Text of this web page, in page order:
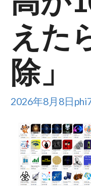
えた
除」
2026年8月8日